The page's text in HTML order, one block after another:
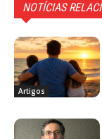
NOTÍCIAS
Artigos